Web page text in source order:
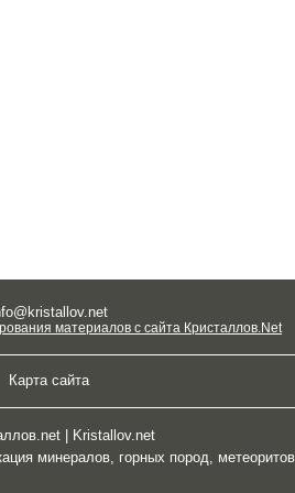
материалов с сайта Кристаллов.Net
Карта сайта
| Kristallov.net
минералов, горных пород,